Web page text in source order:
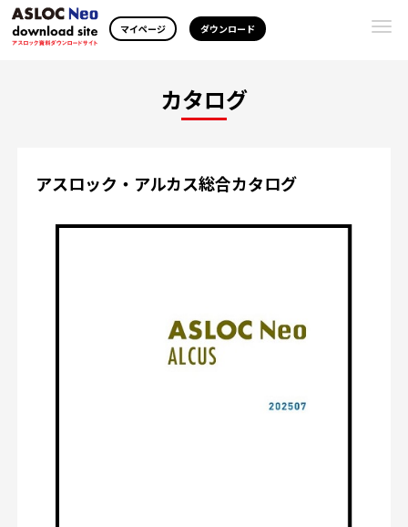
マイページ ダウンロード
カタログ
アスロック・アルカス総合カタログ